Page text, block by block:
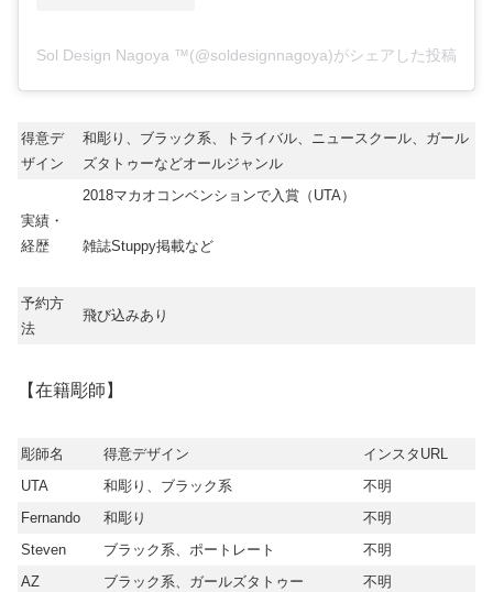
Sol Design Nagoya ™️(@soldesignnagoya)がシェアした投稿
得意デ
ザイン
和彫り、ブラック系、トライバル、ニュースクール、ガール
ズタトゥーなどオールジャンル
実績・
経歴
2018マカオコンベンションで入賞（UTA）
雑誌Stuppy掲載など
予約方
法
飛び込みあり
【在籍彫師】
彫師名 得意デザイン
インスタURL
UTA
和彫り、ブラック系
不明
Fernando
和彫り
不明
Steven
ブラック系、ポートレート
不明
AZ
ブラック系、ガールズタトゥー 不明